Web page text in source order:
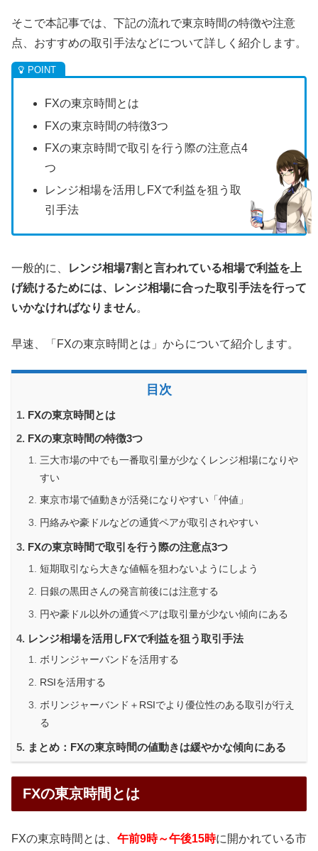
そこで本記事では、下記の流れで東京時間の特徴や注意
点、おすすめの取引手法などについて詳しく紹介します。
FXの東京時間とは
FXの東京時間の特徴3つ
FXの東京時間で取引を行う際の注意点4
つ
レンジ相場を活用しFXで利益を狙う取
引手法
一般的に、
レンジ相場7割と言われている相場で利益を上
げ続けるためには、レンジ相場に合った取引手法を行って
いかなければなりません。
早速、「FXの東京時間とは」からについて紹介します。
目次
FXの東京時間とは
FXの東京時間の特徴3つ
三大市場の中でも一番取引量が少なくレンジ相場になりや
すい
東京市場で値動きが活発になりやすい「仲値」
円絡みや豪ドルなどの通貨ペアが取引されやすい
FXの東京時間で取引を行う際の注意点3つ
短期取引なら大きな値幅を狙わないようにしよう
日銀の黒田さんの発言前後には注意する
円や豪ドル以外の通貨ペアは取引量が少ない傾向にある
レンジ相場を活用しFXで利益を狙う取引手法
ボリンジャーバンドを活用する
RSIを活用する
ボリンジャーバンド＋RSIでより優位性のある取引が行え
る
まとめ：FXの東京時間の値動きは緩やかな傾向にある
FXの東京時間とは
FXの東京時間とは、 午前9時～午後15時に開かれている市